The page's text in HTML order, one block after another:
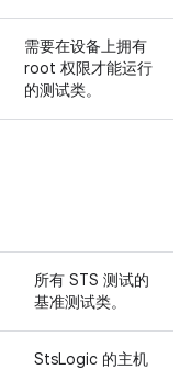
需要在设备上拥有
root 权限才能运行
的测试类。
所有 STS 测试的
基准测试类。
StsLogic 的主机